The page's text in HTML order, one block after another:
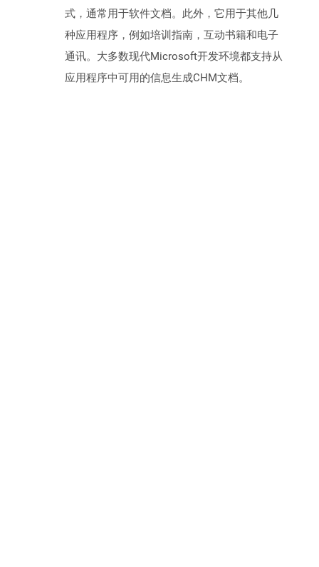
式，通常用于软件文档。此外，它用于其他几
种应用程序，例如培训指南，互动书籍和电子
通讯。大多数现代Microsoft开发环境都支持从
应用程序中可用的信息生成CHM文档。